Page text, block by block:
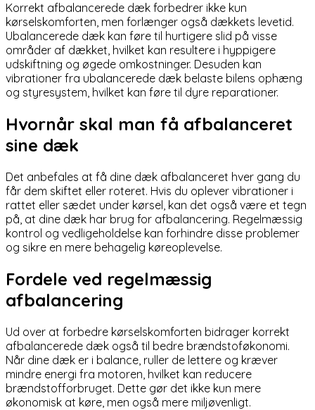
Korrekt afbalancerede dæk forbedrer ikke kun
kørselskomforten, men forlænger også dækkets levetid.
Ubalancerede dæk kan føre til hurtigere slid på visse
områder af dækket, hvilket kan resultere i hyppigere
udskiftning og øgede omkostninger. Desuden kan
vibrationer fra ubalancerede dæk belaste bilens ophæng
og styresystem, hvilket kan føre til dyre reparationer.
Hvornår skal man få afbalanceret
sine dæk
Det anbefales at få dine dæk afbalanceret hver gang du
får dem skiftet eller roteret. Hvis du oplever vibrationer i
rattet eller sædet under kørsel, kan det også være et tegn
på, at dine dæk har brug for afbalancering. Regelmæssig
kontrol og vedligeholdelse kan forhindre disse problemer
og sikre en mere behagelig køreoplevelse.
Fordele ved regelmæssig
afbalancering
Ud over at forbedre kørselskomforten bidrager korrekt
afbalancerede dæk også til bedre brændstoføkonomi.
Når dine dæk er i balance, ruller de lettere og kræver
mindre energi fra motoren, hvilket kan reducere
brændstofforbruget. Dette gør det ikke kun mere
økonomisk at køre, men også mere miljøvenligt.